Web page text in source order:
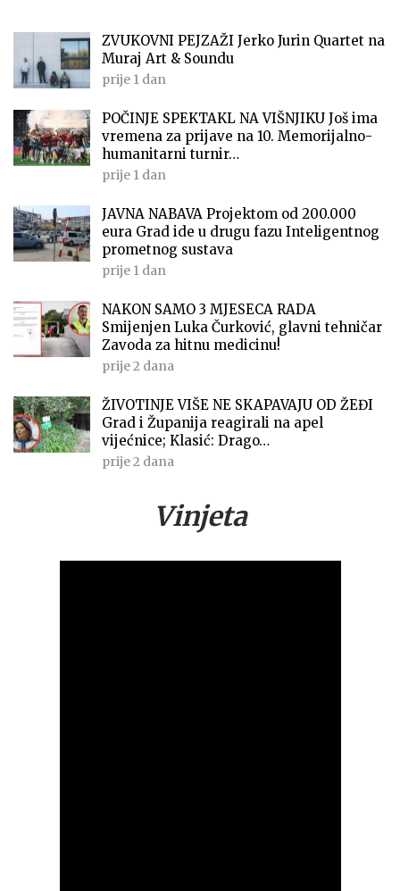
ZVUKOVNI PEJZAŽI Jerko Jurin Quartet na
Muraj Art & Soundu
prije 1 dan
POČINJE SPEKTAKL NA VIŠNJIKU Još ima
vremena za prijave na 10. Memorijalno-
humanitarni turnir…
prije 1 dan
JAVNA NABAVA Projektom od 200.000
eura Grad ide u drugu fazu Inteligentnog
prometnog sustava
prije 1 dan
NAKON SAMO 3 MJESECA RADA
Smijenjen Luka Čurković, glavni tehničar
Zavoda za hitnu medicinu!
prije 2 dana
ŽIVOTINJE VIŠE NE SKAPAVAJU OD ŽEĐI
Grad i Županija reagirali na apel
vijećnice; Klasić: Drago…
prije 2 dana
Vinjeta